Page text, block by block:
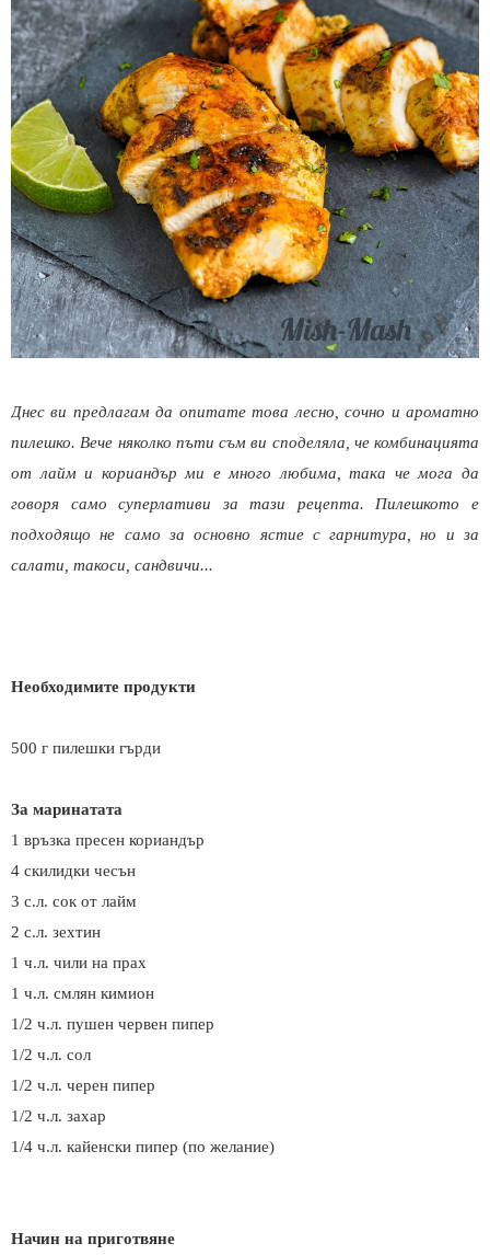
Днес ви предлагам да опитате това лесно, сочно и ароматно
пилешко. Вече няколко пъти съм ви споделяла, че комбинацията
от лайм и кориандър ми е много любима, така че мога да
говоря само суперлативи за тази рецепта. Пилешкото е
подходящо не само за основно ястие с гарнитура, но и за
салати, такоси, сандвичи...
Необходимите продукти
500 г пилешки гърди
За маринатата
1 връзка пресен кориандър
4 скилидки чесън
3 с.л. сок от лайм
2 с.л. зехтин
1 ч.л. чили на прах
1 ч.л. смлян кимион
1/2 ч.л. пушен червен пипер
1/2 ч.л. сол
1/2 ч.л. черен пипер
1/2 ч.л. захар
1/4 ч.л. кайенски пипер (по желание)
Начин на приготвяне